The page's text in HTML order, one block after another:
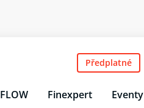
FLOW Finexpert Eventy
Předplatné